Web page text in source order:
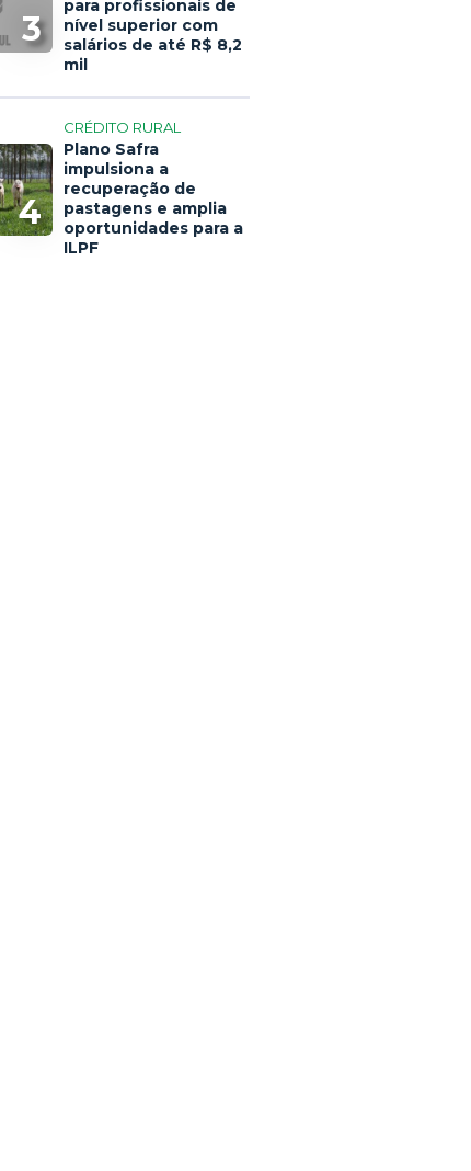
3
para profissionais de
nível superior com
salários de até R$ 8,2
mil
4
CRÉDITO RURAL
Plano Safra
impulsiona a
recuperação de
pastagens e amplia
oportunidades para a
ILPF